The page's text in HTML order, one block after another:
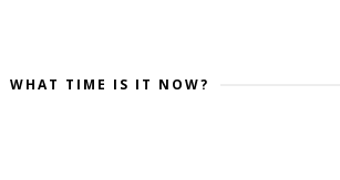
WHAT TIME IS IT NOW?